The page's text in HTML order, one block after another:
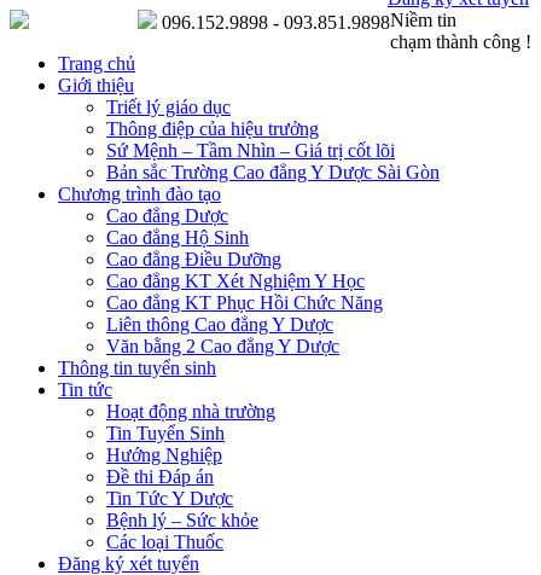
Niềm tin
chạm thành công !
096.152.9898 - 093.851.9898
Trang chủ
Giới thiệu
Triết lý giáo dục
Thông điệp của hiệu trưởng
Sứ Mệnh – Tầm Nhìn – Giá trị cốt lõi
Bản sắc Trường Cao đẳng Y Dược Sài Gòn
Chương trình đào tạo
Cao đẳng Dược
Cao đẳng Hộ Sinh
Cao đẳng Điều Dưỡng
Cao đẳng KT Xét Nghiệm Y Học
Cao đẳng KT Phục Hồi Chức Năng
Liên thông Cao đẳng Y Dược
Văn bằng 2 Cao đẳng Y Dược
Thông tin tuyển sinh
Tin tức
Hoạt động nhà trường
Tin Tuyển Sinh
Hướng Nghiệp
Đề thi Đáp án
Tin Tức Y Dược
Bệnh lý – Sức khỏe
Các loại Thuốc
Đăng ký xét tuyển